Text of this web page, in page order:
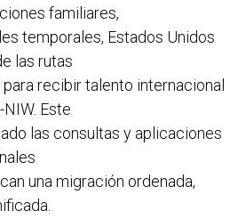
familiares,
temporales, Estados Unidos
las rutas
recibir talento internacional
Este
las consultas y aplicaciones
una migración ordenada,